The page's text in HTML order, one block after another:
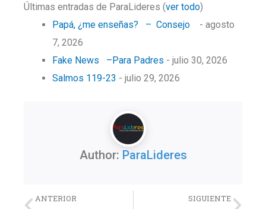
Últimas entradas de ParaLideres (ver todo)
Papá, ¿me enseñas? – Consejo
- agosto
7, 2026
Fake News –Para Padres - julio 30, 2026
Salmos 119-23 - julio 29, 2026
Author: ParaLideres
Previo
ANTERIOR SIGUIENTE